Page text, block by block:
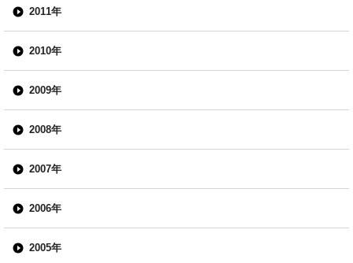
2011年
2010年
2009年
2008年
2007年
2006年
2005年